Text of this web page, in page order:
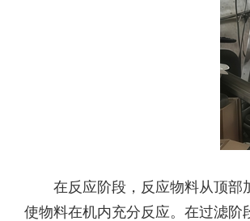
在反应阶段，反应物料从顶部加
使物料在机内充分反应。在过滤